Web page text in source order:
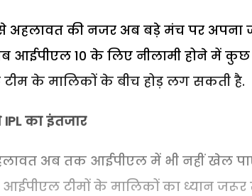
अहलावत की नजर अब बड़े मंच पर अपना
आईपीएल 10 के लिए नीलामी होने में
के मालिकों के बीच होड़ लग सकती है.
का इंतजार
अब तक आईपीएल में भी नहीं खेल
आईपीएल टीमों के मालिकों का ध्यान